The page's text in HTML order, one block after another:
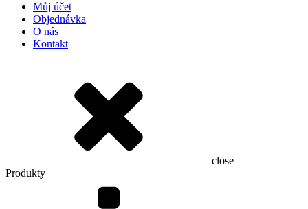
Můj účet
Objednávka
O nás
Kontakt
close
Produkty